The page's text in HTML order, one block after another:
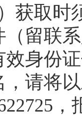
获取时
（留联
效身份
，请将